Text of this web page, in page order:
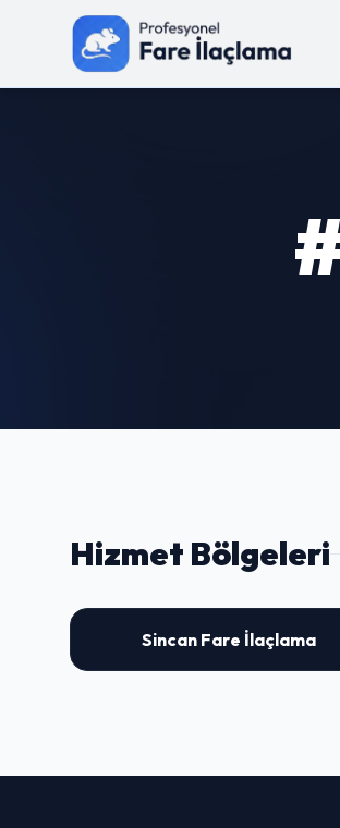
Hizmet Bölgeleri
Sincan Fare İlaçlama